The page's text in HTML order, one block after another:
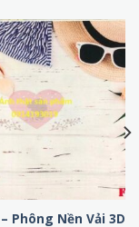
– Phông Nền Vải 3D